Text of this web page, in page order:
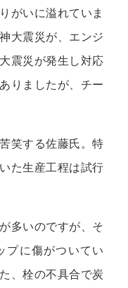
がいに溢れていま
大震災が、エンジ
震災が発生し対応
りましたが、チー
笑する佐藤氏。特
た生産工程は試行
多いのですが、そ
プに傷がついてい
、栓の不具合で炭